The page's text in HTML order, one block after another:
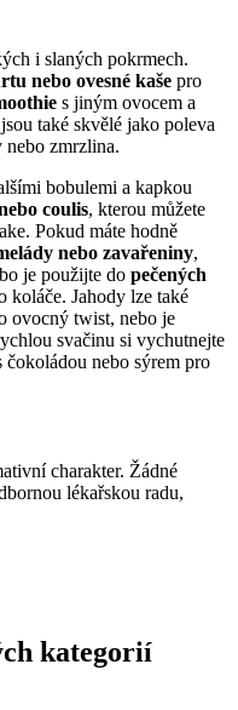
i slaných pokrmech.
nebo ovesné kaše pro
s jiným ovocem a
také skvělé jako poleva
nebo zmrzlina.
bobulemi a kapkou
coulis, kterou můžete
Pokud máte hodně
nebo zavařeniny,
je použijte do pečených
koláče. Jahody lze také
ovocný twist, nebo je
svačinu si vychutnejte
nebo sýrem pro
charakter. Žádné
lékařskou radu,
kategorií